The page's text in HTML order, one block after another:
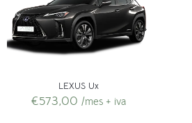
LEXUS Ux
€573,00 /mes + iva